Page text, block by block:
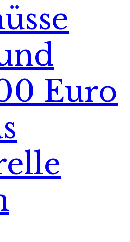
Euro